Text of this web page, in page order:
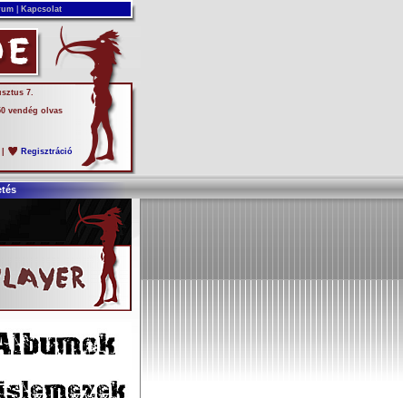
Kapcsolat
7.
vendég olvas
Regisztráció